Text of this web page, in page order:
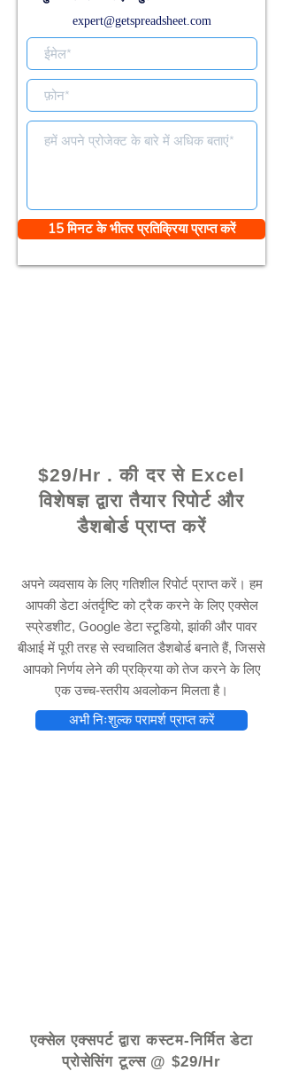
$29/Hr . की दर से Excel
विशेषज्ञ द्वारा तैयार रिपोर्ट और
डैशबोर्ड प्राप्त करें
अपने व्यवसाय के लिए गतिशील रिपोर्ट प्राप्त करें। हम
आपकी डेटा अंतर्दृष्टि को ट्रैक करने के लिए एक्सेल
स्प्रेडशीट, Google डेटा स्टूडियो, झांकी और पावर
बीआई में पूरी तरह से स्वचालित डैशबोर्ड बनाते हैं, जिससे
आपको निर्णय लेने की प्रक्रिया को तेज करने के लिए
एक उच्च-स्तरीय अवलोकन मिलता है।
अभी निःशुल्क परामर्श प्राप्त करें
expert@getspreadsheet.com
15 मिनट के भीतर प्रतिक्रिया प्राप्त करें
एक्सेल एक्सपर्ट द्वारा कस्टम-निर्मित डेटा
प्रोसेसिंग टूल्स @ $29/Hr